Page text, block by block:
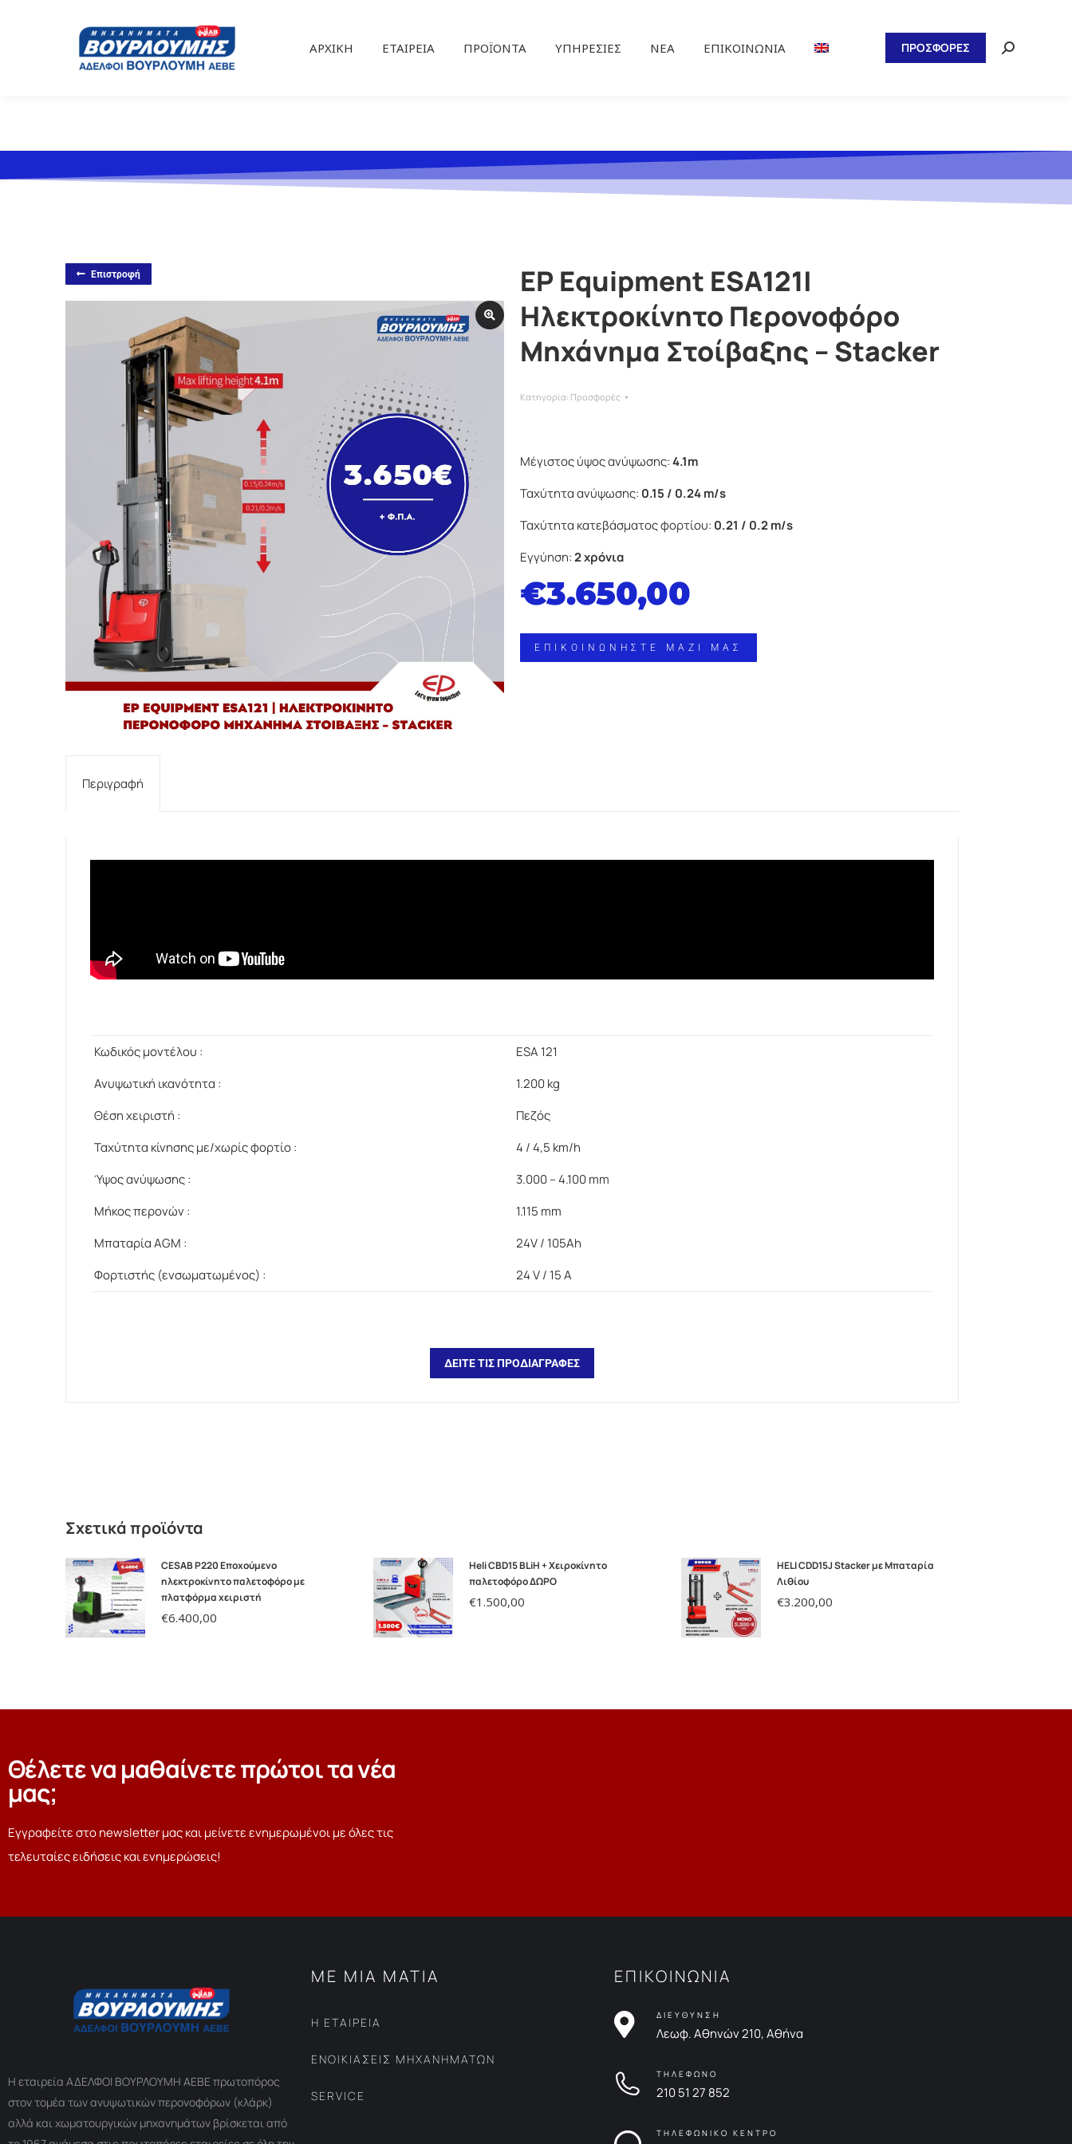
ΑΡΧΙΚΉ ΕΤΑΙΡΕΊΑ ΠΡΟΪΌΝΤΑ ΥΠΗΡΕΣΊΕΣ ΝΕΑ ΕΠΙΚΟΙΝΩΝΊΑ ΠΡΟΣΦΟΡΕΣ
Επιστροφή
EP Equipment ESA121|
Ηλεκτροκίνητο Περονοφόρο
Μηχάνημα Στοίβαξης – Stacker
Κατηγορία: Προσφορές
Μέγιστος ύψος ανύψωσης:4.1m
Ταχύτητα ανύψωσης: 0.15 / 0.24 m/s
Ταχύτητα κατεβάσματος φορτίου: 0.21 / 0.2 m/s
Εγγύηση:2 χρόνια
€3.650,00
ΕΠΙΚΟΙΝΩΝΗΣΤΕ ΜΑΖΙ ΜΑΣ
Περιγραφή
Κωδικός μοντέλου :
ESA 121
Ανυψωτική ικανότητα :
1.200 kg
Θέση χειριστή :
Πεζός
Ταχύτητα κίνησης με/χωρίς φορτίο :
4 / 4,5 km/h
Ύψος ανύψωσης :
3.000 – 4.100 mm
Μήκος περονών :
1.115 mm
Μπαταρία AGM :
24V / 105Ah
Φορτιστής (ενσωματωμένος) :
24 V / 15 A
ΔΕΙΤΕ ΤΙΣ ΠΡΟΔΙΑΓΡΑΦΕΣ
Σχετικά προϊόντα
CESAB P220 Εποχούμενο
ηλεκτροκίνητο παλετοφόρο με
πλατφόρμα χειριστή
€6.400,00
Heli CBD15 BLiH + Χειροκίνητο
παλετοφόρο ΔΩΡΟ
€1.500,00
HELI CDD15J Stacker με Μπαταρία
Λιθίου
€3.200,00
Θέλετε να μαθαίνετε πρώτοι τα νέα
μας;
Εγγραφείτε στο newsletter μας και μείνετε ενημερωμένοι με όλες τις
τελευταίες ειδήσεις και ενημερώσεις!
Η εταιρεία ΑΔΕΛΦΟΙ ΒΟΥΡΛΟΥΜΗ ΑΕΒΕ πρωτοπόρος
στον τομέα των ανυψωτικών περονοφόρων (κλάρκ)
αλλά και χωματουργικών μηχανημάτων βρίσκεται από
ΜΕ ΜΙΑ ΜΑΤΙΑ
Η ΕΤΑΙΡΕΙΑ
ΕΝΟΙΚΙΑΣΕΙΣ ΜΗΧΑΝΗΜΑΤΩΝ
SERVICE
ΕΠΙΚΟΙΝΩΝΙΑ
ΔΙΕΥΘΥΝΣΗ
Λεωφ. Αθηνών 210, Αθήνα
ΤΗΛΕΦΩΝΟ
210 51 27 852
ΤΗΛΕΦΩΝΙΚΟ ΚΕΝΤΡΟ